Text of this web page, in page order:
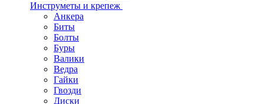
Инструметы и крепеж
Анкера
Биты
Болты
Буры
Валики
Ведра
Гайки
Гвозди
Диски